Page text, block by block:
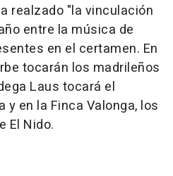
realzado "la vinculación
entre la música de
en el certamen. En
tocarán los madrileños
Laus tocará el
y en la Finca Valonga, los
El Nido.